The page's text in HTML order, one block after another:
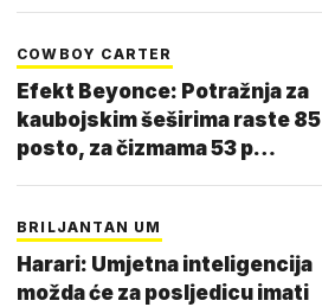
COWBOY CARTER
Efekt Beyonce: Potražnja za
kaubojskim šeširima raste 85
posto, za čizmama 53 p…
BRILJANTAN UM
Harari: Umjetna inteligencija
možda će za posljedicu imati